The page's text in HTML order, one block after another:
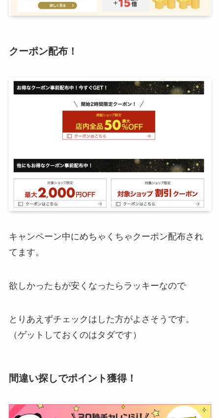
クーポン配布！
キャンペーン中にめちゃくちゃクーポン配布され
てます。
欲しかったもが安くなったらラッキーなので
とりあえずチェックはした方がよさそう です。
（ゲットしておくのはタダです）
間違い探しでポイント獲得！